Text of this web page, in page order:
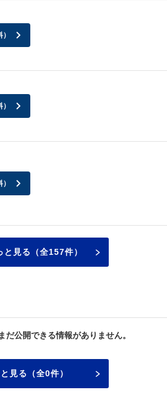
見る（全157件）
公開できる情報がありません。
見る（全0件）